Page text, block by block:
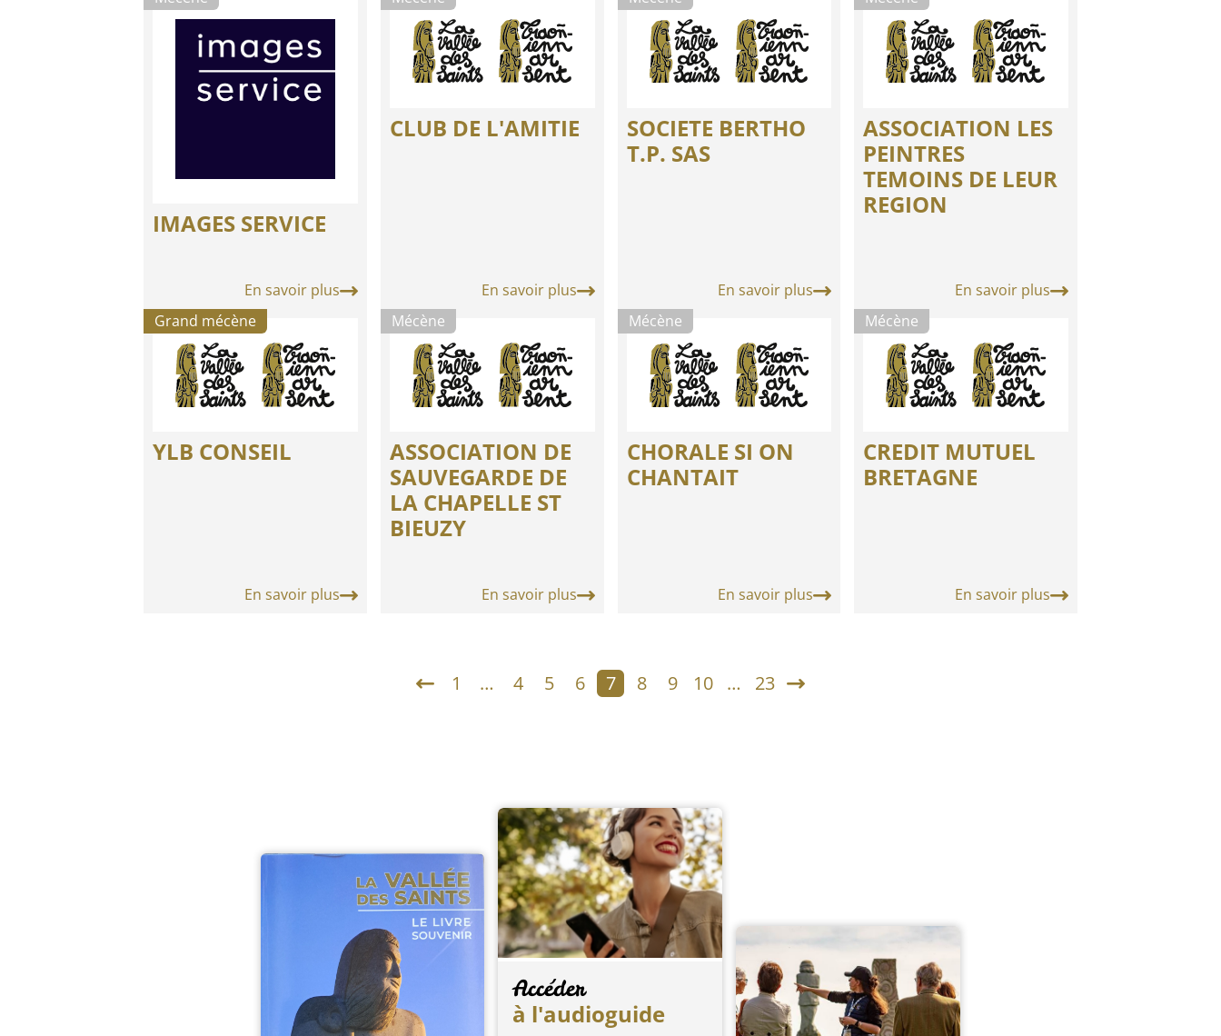
IMAGES SERVICE
En savoir plus
CLUB DE L'AMITIE
En savoir plus
SOCIETE BERTHO
T.P. SAS
En savoir plus
ASSOCIATION LES
PEINTRES
TEMOINS DE LEUR
REGION
En savoir plus
Grand mécène
YLB CONSEIL
En savoir plus
Mécène
ASSOCIATION DE
SAUVEGARDE DE
LA CHAPELLE ST
BIEUZY
En savoir plus
Mécène
CHORALE SI ON
CHANTAIT
En savoir plus
Mécène
CREDIT MUTUEL
BRETAGNE
En savoir plus
1 … 4 5 6 7 8 9 10 … 23
Accéder
à l'audioguide